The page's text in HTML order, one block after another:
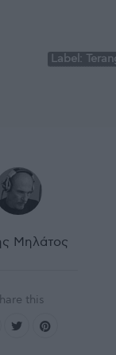
Label:
Μηλάτος
this